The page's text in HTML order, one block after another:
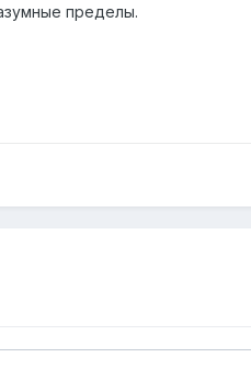
пределы.